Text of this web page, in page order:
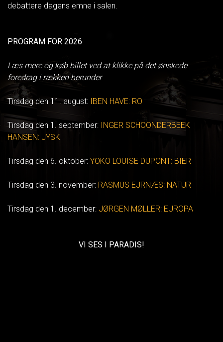
debattere dagens emne i salen.
PROGRAM FOR 2026
Læs mere og køb billet ved at klikke på det ønskede
foredrag i rækken herunder
Tirsdag den 11. august: IBEN HAVE: RO
Tirsdag den 1. september: INGER SCHOONDERBEEK
HANSEN: JYSK
Tirsdag den 6. oktober: YOKO LOUISE DUPONT: BIER
Tirsdag den 3. november: RASMUS EJRNÆS: NATUR
Tirsdag den 1. december: JØRGEN MØLLER: EUROPA
VI SES I PARADIS!